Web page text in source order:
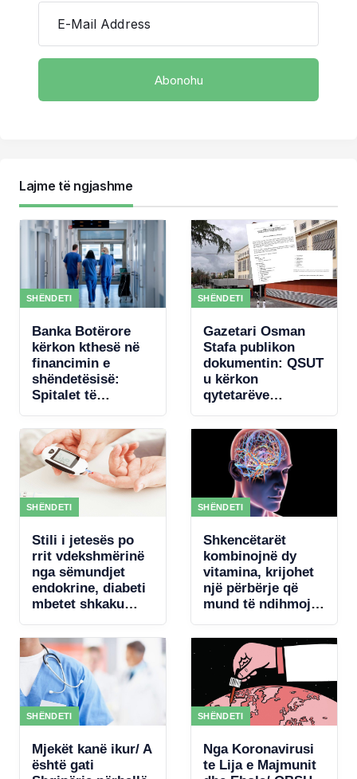
E-Mail Address
Lajme të ngjashme
SHËNDETI
Banka Botërore
kërkon kthesë në
financimin e
shëndetësisë:
Spitalet të
rezultateve
SHËNDETI
Gazetari Osman
Stafa publikon
dokumentin: QSUT
u kërkon
qytetarëve
pajisje mjekësore,
qeveria akordon 4
mln € për
koncertin e Kanye
West
SHËNDETI
Stili i jetesës po
rrit vdekshmërinë
nga sëmundjet
endokrine, diabeti
mbetet shkaku
SHËNDETI
Shkencëtarët
kombinojnë dy
vitamina, krijohet
një përbërje që
mund të ndihmojë
trurit
SHËNDETI
Mjekët kanë ikur/ A
është gati
SHËNDETI
Nga Koronavirusi
te Lija e Majmunit